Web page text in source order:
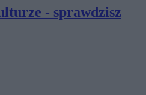
- sprawdzisz